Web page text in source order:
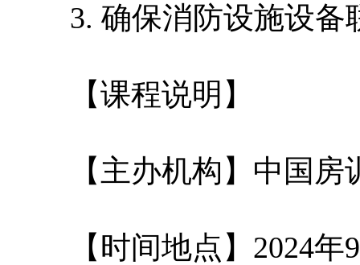
3. 确保消防设施设备
【课程说明】
【主办机构】中国房
【时间地点】2024年9